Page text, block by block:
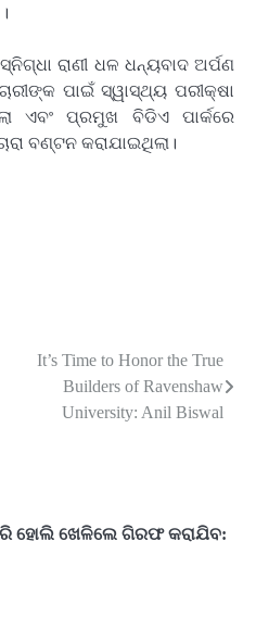
ରାଣୀ ଧଳ ଧନ୍ୟବାଦ ଅର୍ପଣ
ପାଇଁ ସ୍ୱାସ୍ଥ୍ୟ ପରୀକ୍ଷା
ଏବଂ ପ୍ରମୁଖ ବିଡିଏ ପାର୍କରେ
ବଣ୍ଟନ କରାଯାଇଥିଲା।
It’s Time to Honor the True
Builders of Ravenshaw
University: Anil Biswal
ହୋଲି ଖେଳିଲେ ଗିରଫ କରାଯିବ: